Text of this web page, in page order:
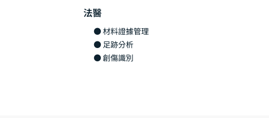
法醫
● 材料證據管理
● 足跡分析
● 創傷識別